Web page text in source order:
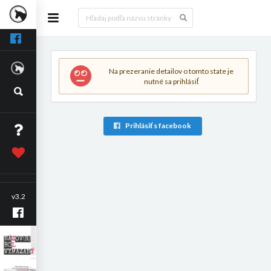
v3.2
Na prezeranie detailov o tomto state je
nutné sa prihlásiť
Prihlásiť s facebook